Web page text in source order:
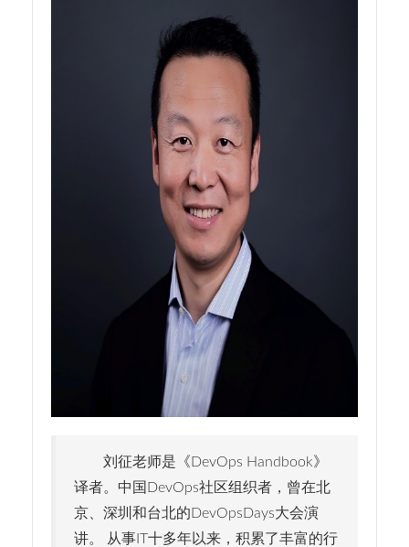
刘征老师是《DevOps Handbook》
译者。中国DevOps社区组织者，曾在北
京、深圳和台北的DevOpsDays大会演
讲。 从事IT十多年以来，积累了丰富的行